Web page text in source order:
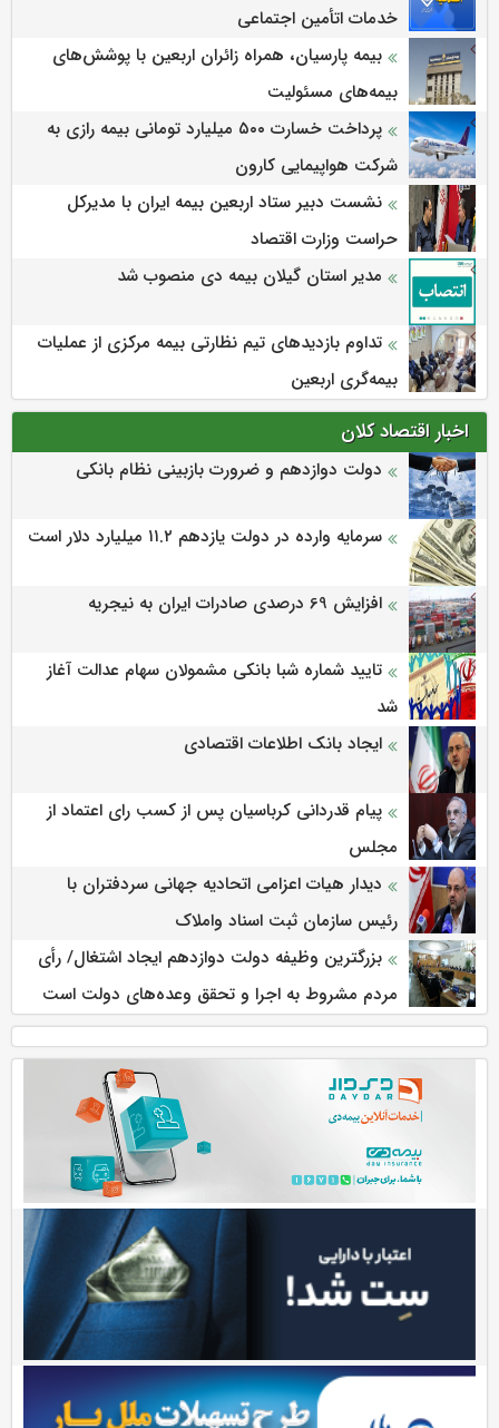
خدمات اتأمین اجتماعی
بیمه پارسیان، همراه زائران اربعین با پوشش‌های
بیمه‌های مسئولیت
پرداخت خسارت ۵۰۰ میلیارد تومانی بیمه رازی به
شرکت هواپیمایی کارون
نشست دبیر ستاد اربعین بیمه ایران با مدیرکل
حراست وزارت اقتصاد
مدیر استان گیلان بیمه دی منصوب شد
تداوم بازدیدهای تیم نظارتی بیمه مرکزی از عملیات
بیمه‌گری اربعین
اخبار اقتصاد کلان
دولت دوازدهم و ضرورت بازبینی نظام بانکی
سرمایه وارده در دولت یازدهم ۱۱.۲ میلیارد دلار است
افزایش 69 درصدی صادرات ایران به نیجریه
تایید شماره شبا بانکی مشمولان سهام عدالت آغاز
شد
ایجاد بانک اطلاعات اقتصادی
پیام قدردانی کرباسیان پس از کسب رای اعتماد از
مجلس
دیدار هیات اعزامی اتحادیه جهانی سردفتران با
رئیس سازمان ثبت اسناد واملاک
بزرگترین وظیفه دولت دوازدهم ایجاد اشتغال/ رأی
مردم مشروط به اجرا و تحقق وعده‌های دولت است